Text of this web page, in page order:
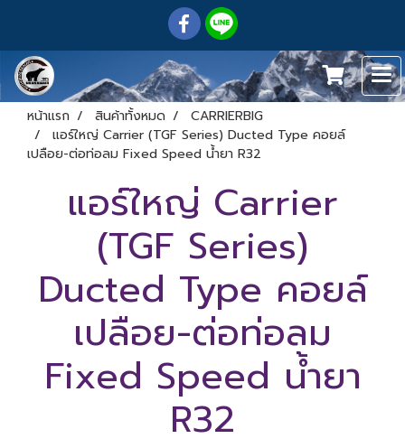
หน้าแรก สินค้าทั้งหมด
CARRIERBIG
แอร์ใหญ่ Carrier (TGF Series) Ducted Type คอยล์
เปลือย-ต่อท่อลม Fixed Speed น้ำยา R32
แอร์ใหญ่ Carrier
(TGF Series)
Ducted Type คอยล์
เปลือย-ต่อท่อลม
Fixed Speed น้ำยา
R32